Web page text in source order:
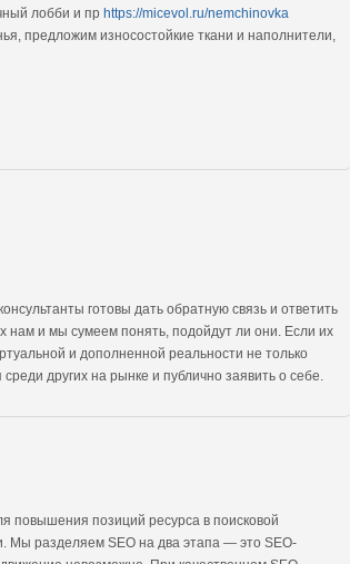
лобби и пр https://micevol.ru/nemchinovka
предложим износостойкие ткани и наполнители,
готовы дать обратную связь и ответить
нам и мы сумеем понять, подойдут ли они. Если их
и дополненной реальности не только
других на рынке и публично заявить о себе.
повышения позиций ресурса в поисковой
Мы разделяем SEO на два этапа — это SEO-